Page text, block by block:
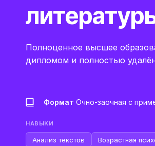
Полноценное высшее
дипломом и полностью
Формат Очно-заочная с
НАВЫКИ
Анализ текстов
Возрастная